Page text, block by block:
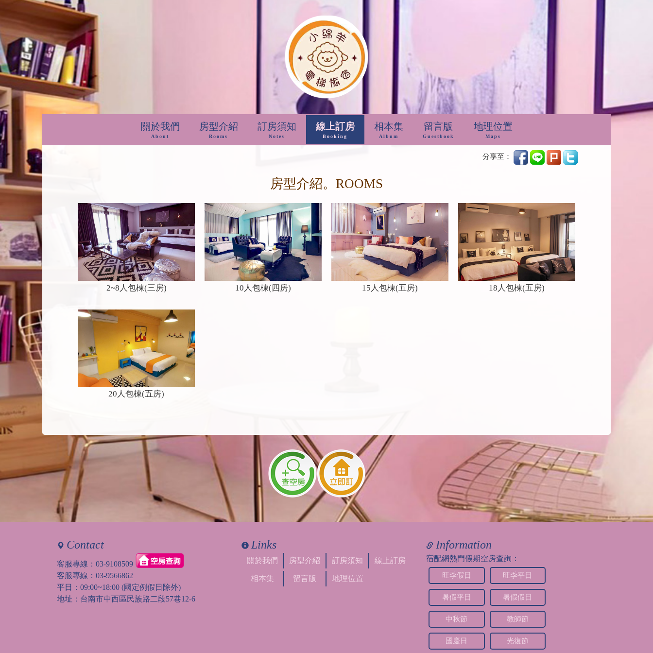
關於我們
About
房型介紹
Rooms
訂房須知
Notes
線上訂房
Booking
相本集
Album
留言版
Guestbook
地理位置
Maps
分享至：
房型介紹。ROOMS
2~8人包棟(三房) 10人包棟(四房) 15人包棟(五房) 18人包棟(五房)
20人包棟(五房)
Contact
客服專線： 03-9108509
客服專線： 03-9566862
平日：09:00~18:00 (國定例假日除外)
地址：台南市中西區民族路二段57巷12-6
Links
關於我們 房型介紹 訂房須知 線上訂房
相本集 留言版 地理位置
Information
宿配網熱門假期空房查詢：
旺季假日 旺季平日
暑假平日 暑假假日
中秋節 教師節
國慶日 光復節